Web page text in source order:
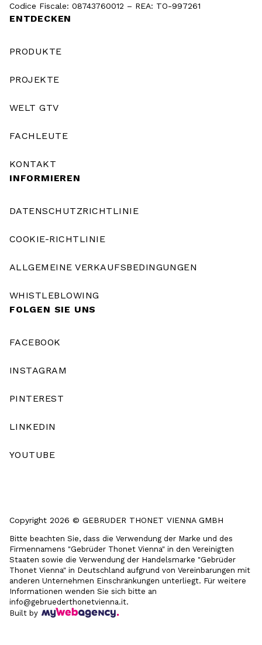
Codice Fiscale: 08743760012 – REA: TO-997261
ENTDECKEN
PRODUKTE
PROJEKTE
WELT GTV
FACHLEUTE
KONTAKT
INFORMIEREN
DATENSCHUTZRICHTLINIE
COOKIE-RICHTLINIE
ALLGEMEINE VERKAUFSBEDINGUNGEN
WHISTLEBLOWING
FOLGEN SIE UNS
FACEBOOK
INSTAGRAM
PINTEREST
LINKEDIN
YOUTUBE
Copyright 2026 © GEBRUDER THONET VIENNA GMBH
Bitte beachten Sie, dass die Verwendung der Marke und des
Firmennamens "Gebrüder Thonet Vienna" in den Vereinigten
Staaten sowie die Verwendung der Handelsmarke "Gebrüder
Thonet Vienna" in Deutschland aufgrund von Vereinbarungen mit
anderen Unternehmen Einschränkungen unterliegt. Für weitere
Informationen wenden Sie sich bitte an
info@gebruederthonetvienna.it.
Built by